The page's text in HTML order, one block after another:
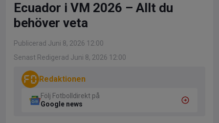
Ecuador i VM 2026 – Allt du
behöver veta
Publicerad Juni 8, 2026 12:00
Senast Redigerad Juni 8, 2026 12:00
Redaktionen
Följ Fotbolldirekt på
Google news